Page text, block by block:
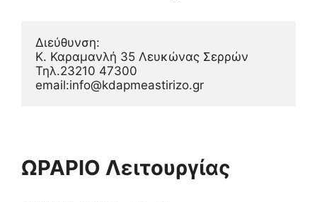
Διεύθυνση:
Κ. Καραμανλή 35 Λευκώνας Σερρών
Τηλ.23210 47300
email:info@kdapmeastirizo.gr
ΩΡΑΡΙΟ Λειτουργίας